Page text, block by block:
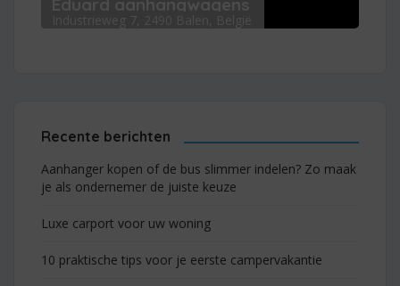
Recente berichten
Aanhanger kopen of de bus slimmer indelen? Zo maak
je als ondernemer de juiste keuze
Luxe carport voor uw woning
10 praktische tips voor je eerste campervakantie